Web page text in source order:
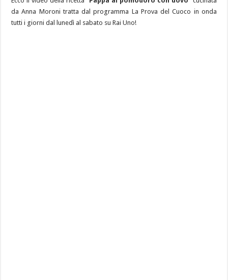
da Anna Moroni tratta dal programma La Prova del Cuoco in onda
tutti i giorni dal lunedì al sabato su Rai Uno!